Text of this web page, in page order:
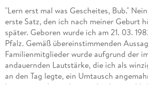
"Lern erst mal was Gescheites, Bub."
erste Satz, den ich nach meiner Geburt
später. Geboren wurde ich am 21. 03.
Pfalz. Gemäß übereinstimmenden
Familienmitglieder wurde aufgrund der
andauernden Lautstärke, die ich als
an den Tag legte, ein Umtausch
können wir ihn nicht zurückgeben und